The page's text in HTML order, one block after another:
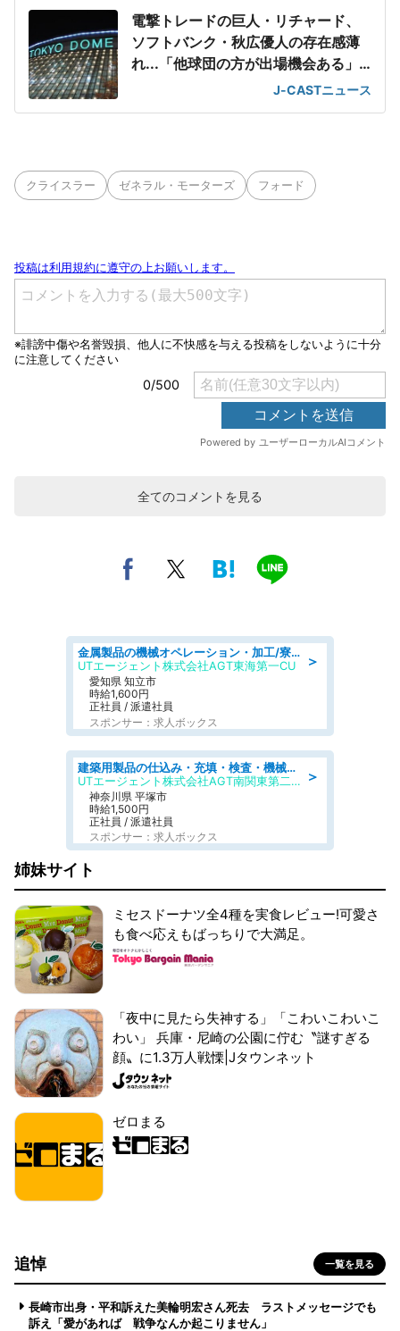
電撃トレードの巨人・リチャード、
ソフトバンク・秋広優人の存在感薄
れ...「他球団の方が出場機会ある」
J-CASTニュース
クライスラー ゼネラル・モーターズ フォード
全てのコメントを見る
＞
金属製品の機械オペレーション・加工/寮完備/日払い/工場・製造
UTエージェント株式会社AGT東海第一CU
愛知県 知立市
時給1,600円
正社員 / 派遣社員
スポンサー：求人ボックス
＞
建築用製品の仕込み・充填・検査・機械操作/寮完備/日払い/工場・製造
UTエージェント株式会社AGT南関東第二CU
神奈川県 平塚市
時給1,500円
正社員 / 派遣社員
スポンサー：求人ボックス
姉妹サイト
ミセスドーナツ全4種を実食レビュー!可愛さ
も食べ応えもばっちりで大満足。
「夜中に見たら失神する」「こわいこわいこ
わい」 兵庫・尼崎の公園に佇む〝謎すぎる
顔〟に1.3万人戦慄|Jタウンネット
ゼロまる
追悼 一覧を見る
長崎市出身・平和訴えた美輪明宏さん死去 ラストメッセージでも
訴え「愛があれば 戦争なんか起こりません」